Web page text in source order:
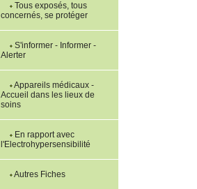
Tous exposés, tous
concernés, se protéger
S'informer - Informer -
Alerter
Appareils médicaux -
Accueil dans les lieux de
soins
En rapport avec
l'Electrohypersensibilité
Autres Fiches